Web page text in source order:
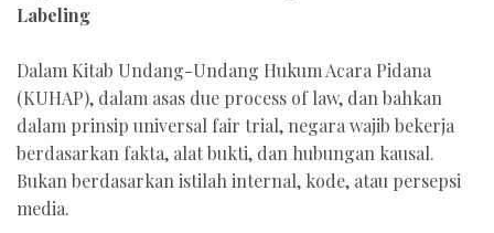
Labeling
Dalam Kitab Undang-Undang Hukum Acara Pidana
(KUHAP), dalam asas due process of law, dan bahkan
dalam prinsip universal fair trial, negara wajib bekerja
berdasarkan fakta, alat bukti, dan hubungan kausal.
Bukan berdasarkan istilah internal, kode, atau persepsi
media.